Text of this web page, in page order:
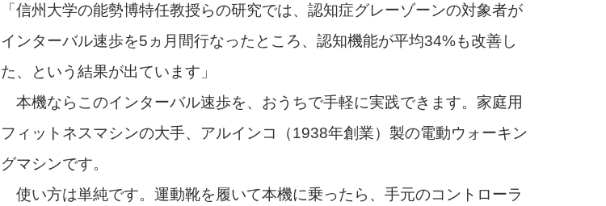
「信州大学の能勢博特任教授らの研究では、認知症グレーゾーンの対象者が
インターバル速歩を5ヵ月間行なったところ、認知機能が平均34%も改善し
た、という結果が出ています」
本機ならこのインターバル速歩を、おうちで手軽に実践できます。家庭用
フィットネスマシンの大手、アルインコ（1938年創業）製の電動ウォーキン
グマシンです。
使い方は単純です。運動靴を履いて本機に乗ったら、手元のコントローラ